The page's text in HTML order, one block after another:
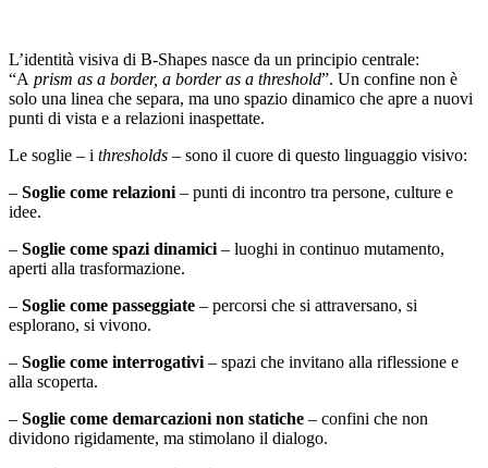
L’identità visiva di B‑Shapes nasce da un principio centrale:
“A prism as a border, a border as a threshold”. Un confine non è
solo una linea che separa, ma uno spazio dinamico che apre a nuovi
punti di vista e a relazioni inaspettate.
Le soglie – i thresholds – sono il cuore di questo linguaggio visivo:
– Soglie come relazioni – punti di incontro tra persone, culture e
idee.
– Soglie come spazi dinamici – luoghi in continuo mutamento,
aperti alla trasformazione.
– Soglie come passeggiate – percorsi che si attraversano, si
esplorano, si vivono.
– Soglie come interrogativi – spazi che invitano alla riflessione e
alla scoperta.
– Soglie come demarcazioni non statiche – confini che non
dividono rigidamente, ma stimolano il dialogo.